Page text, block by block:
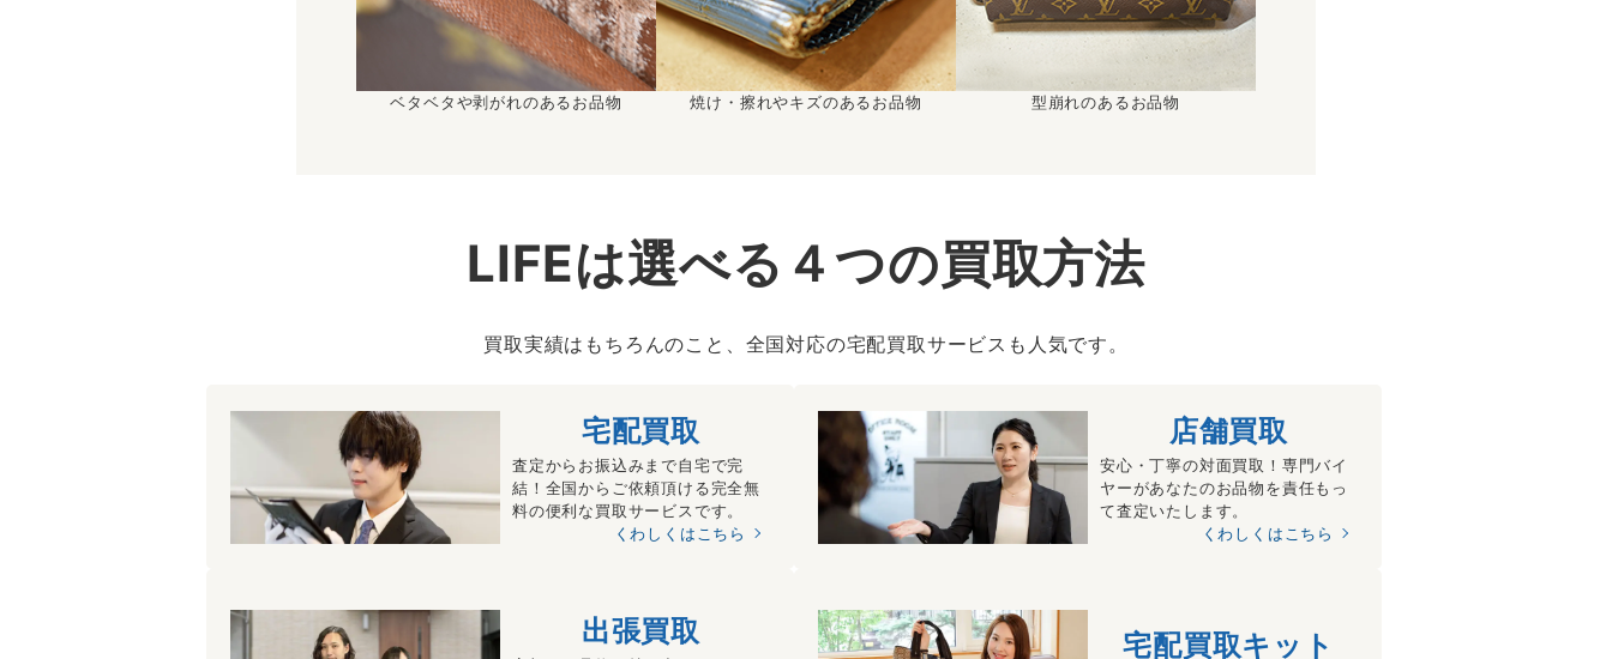
ベタベタや剥がれのあるお品物 焼け・擦れやキズのあるお品物 型崩れのあるお品物
LIFEは選べる４つの買取方法
買取実績はもちろんのこと、全国対応の宅配買取サービスも人気です。
宅配買取
査定からお振込みまで自宅で完
結！全国からご依頼頂ける完全無
料の便利な買取サービスです。
くわしくはこちら
店舗買取
安心・丁寧の対面買取！専門バイ
ヤーがあなたのお品物を責任もっ
て査定いたします。
くわしくはこちら
出張買取 宅配買取キット